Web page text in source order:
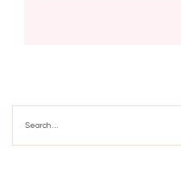
for: